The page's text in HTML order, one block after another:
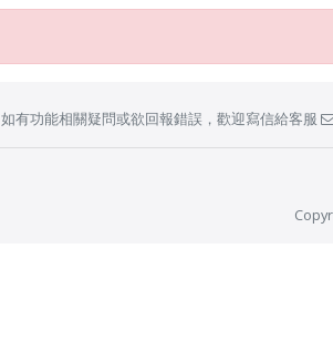
如有功能相關疑問或欲回報錯誤，歡迎寫信給客服